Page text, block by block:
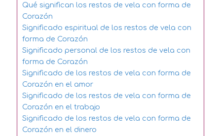
Qué significan los restos de vela con forma de
Corazón
Significado espiritual de los restos de vela con
forma de Corazón
Significado personal de los restos de vela con
forma de Corazón
Significado de los restos de vela con forma de
Corazón en el amor
Significado de los restos de vela con forma de
Corazón en el trabajo
Significado de los restos de vela con forma de
Corazón en el dinero